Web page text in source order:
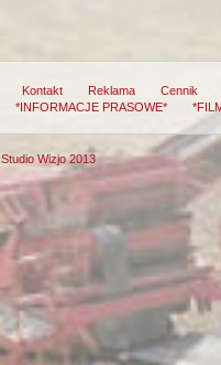
Kontakt Reklama
Cennik
*INFORMACJE PRASOWE*
Studio Wizjo 2013